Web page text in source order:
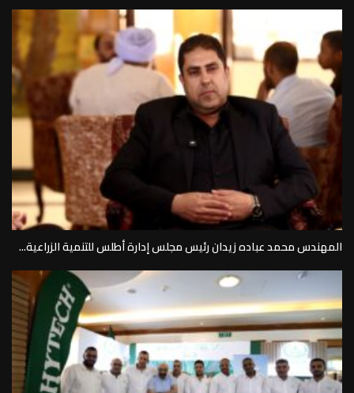
المهندس محمد عباده زيدان رئيس مجلس إدارة أطلس للتنمية الزراعية...